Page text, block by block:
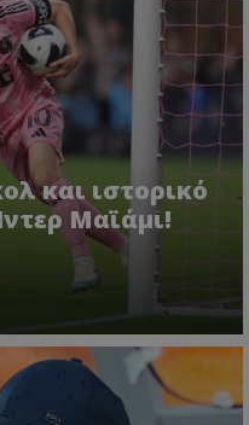
και ιστορικό
Μαϊάμι!